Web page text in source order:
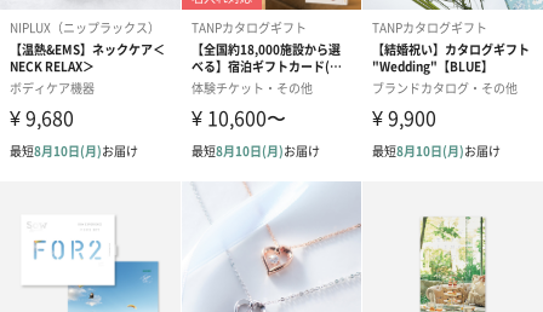
あり（280円）
メッセージカード（通常・写真・グリーティング）
誕生日や結婚祝い・出産祝いなど、様々なシーンのメッセージカ
ードを同梱します。
メッセージカードや封筒のデザインは一部変更する場合がありま